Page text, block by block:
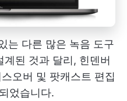
는 다른 많은 녹음 도구
된 것과 달리, 힌덴버
오버 및 팟캐스트 편집
었습니다.